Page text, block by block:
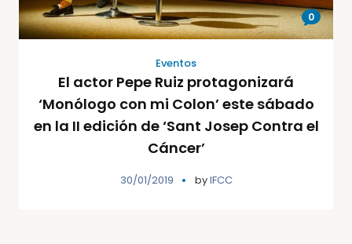
0
Eventos
El actor Pepe Ruiz protagonizará
‘Monólogo con mi Colon’ este sábado
en la II edición de ‘Sant Josep Contra el
Cáncer’
30/01/2019 byIFCC